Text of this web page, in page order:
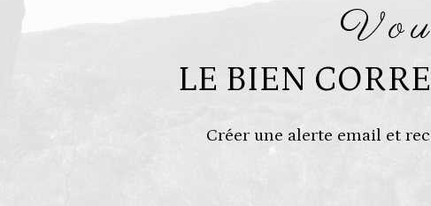
LE BIEN
Créer une alerte email et